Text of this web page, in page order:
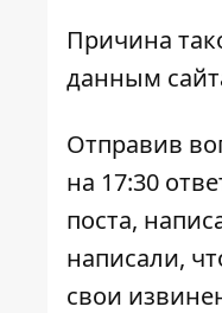
Причина
данным
Отправив
на 17:30
поста,
написали,
свои